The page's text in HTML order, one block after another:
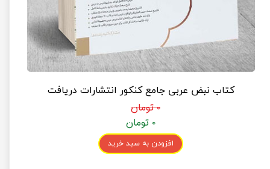
کتاب نبض عربی جامع کنکور انتشارات دریافت
۰ تومان
۰ تومان
افزودن به سبد خرید